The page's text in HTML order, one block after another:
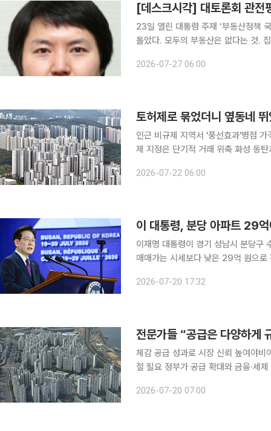
[데스크시각] 대토론회 관전
23일 열린 대통령 주재 ‘부동산정책
돌았다. 모두의 부동산은 없다는 것.
보다 이해관계였다. 참석자들은 모두
2026-07-27 06:00
토허제로 묶었더니 옆동네
인근 비규제 지역서 '풍선효과'병점
제 지정은 단기적 거래 위축 화성 동탄과 용인 기흥, 구리 등 경기 주요 지역이 규제지역으로 묶인 이
이 낮은 화성 병점과 남양주, 수원 권
2026-07-22 06:00
이재명 대통령이 경기 성남시 분당구
매매가는 시세보다 낮은 29억 원으
분당구 수내동 양지마을 1단지 아파
2026-07-20 17:32
전문가들 “공급은 다양하게
체감 공급 성과로 시장 신뢰 높여야비
절 필요 정부가 공급 확대와 금융·세제 개편을 추진하는 가운데 전문가들은 새로운 정책을 추가로
다. 공급 방식은 다양화하되 실수요
2026-07-20 07:00